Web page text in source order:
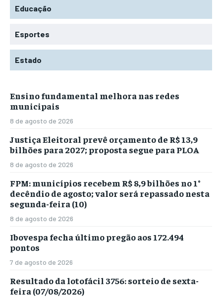
Educação
Esportes
Estado
Ensino fundamental melhora nas redes
municipais
8 de agosto de 2026
Justiça Eleitoral prevê orçamento de R$ 13,9
bilhões para 2027; proposta segue para PLOA
8 de agosto de 2026
FPM: municípios recebem R$ 8,9 bilhões no 1°
decêndio de agosto; valor será repassado nesta
segunda-feira (10)
8 de agosto de 2026
Ibovespa fecha último pregão aos 172.494
pontos
7 de agosto de 2026
Resultado da lotofácil 3756: sorteio de sexta-
feira (07/08/2026)